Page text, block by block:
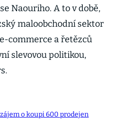
Naouriho. A to v době,
maloobchodní sektor
commerce a řetězců
slevovou politikou,
o koupi 600 prodejen